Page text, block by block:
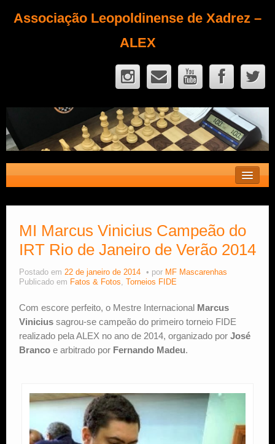
Associação Leopoldinense de Xadrez –
ALEX
Fique Sócio
Quem Somos?
Calendário
MI Marcus Vinicius Campeão do
IRT Rio de Janeiro de Verão 2014
Postado em 22 de janeiro de 2014 por MF Mascarenhas
Publicado em Fatos & Fotos, Torneios FIDE
Com escore perfeito, o Mestre Internacional Marcus
Vinicius sagrou-se campeão do primeiro torneio FIDE
realizado pela ALEX no ano de 2014, organizado por José
Branco e arbitrado por Fernando Madeu.